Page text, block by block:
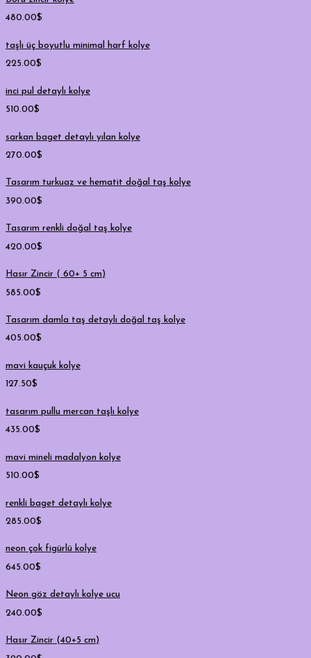
480.00$
taşlı üç boyutlu minimal harf kolye
225.00$
inci pul detaylı kolye
510.00$
sarkan baget detaylı yılan kolye
270.00$
Tasarım turkuaz ve hematit doğal taş kolye
390.00$
Tasarım renkli doğal taş kolye
420.00$
Hasır Zincir ( 60+ 5 cm)
585.00$
Tasarım damla taş detaylı doğal taş kolye
405.00$
mavi kauçuk kolye
127.50$
tasarım pullu mercan taşlı kolye
435.00$
mavi mineli madalyon kolye
510.00$
renkli baget detaylı kolye
285.00$
neon çok figürlü kolye
645.00$
Neon göz detaylı kolye ucu
240.00$
Hasır Zincir (40+5 cm)